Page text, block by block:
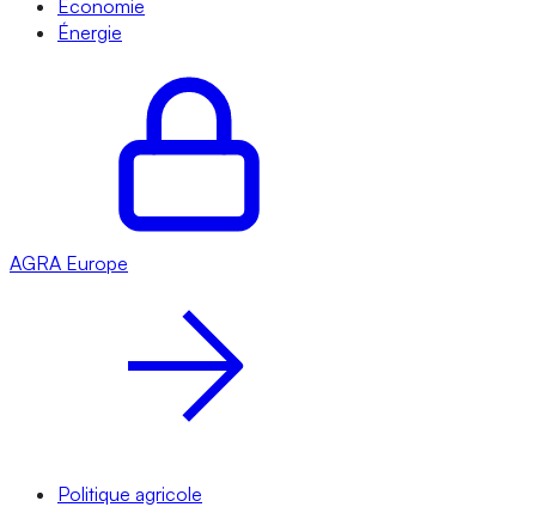
Économie
Énergie
AGRA Europe
Politique agricole